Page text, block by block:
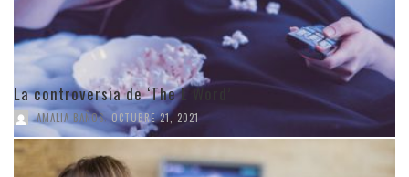
La controversia de ‘The L Word’
AMALIA BAÑOS, OCTUBRE 21, 2021